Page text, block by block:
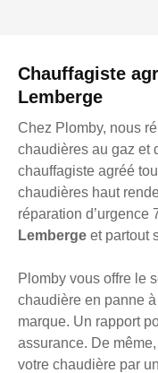
Chauffagiste
Lemberge
Chez Plomby, nous
chaudières au gaz et
chauffagiste agréé
chaudières haut
réparation d’urgence
Lemberge et partout
Plomby vous offre le
chaudière en panne
marque. Un rapport
assurance. De
votre chaudière par